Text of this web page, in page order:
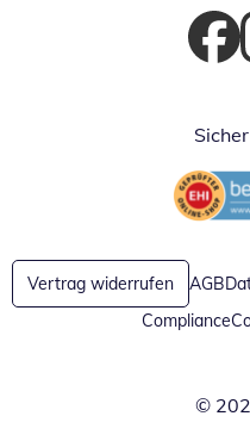
Öffnet
Öffnet
Vertrag widerrufen AGB
Compliance
©